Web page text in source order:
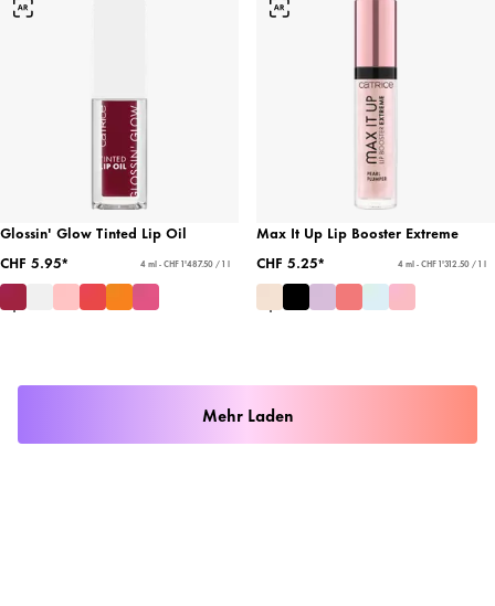
Glossin' Glow Tinted Lip Oil
CHF 5.95*
4 ml - CHF 1'487.50 / 1 l
Max It Up Lip Booster Extreme
CHF 5.25*
4 ml - CHF 1'312.50 / 1 l
Mehr Laden